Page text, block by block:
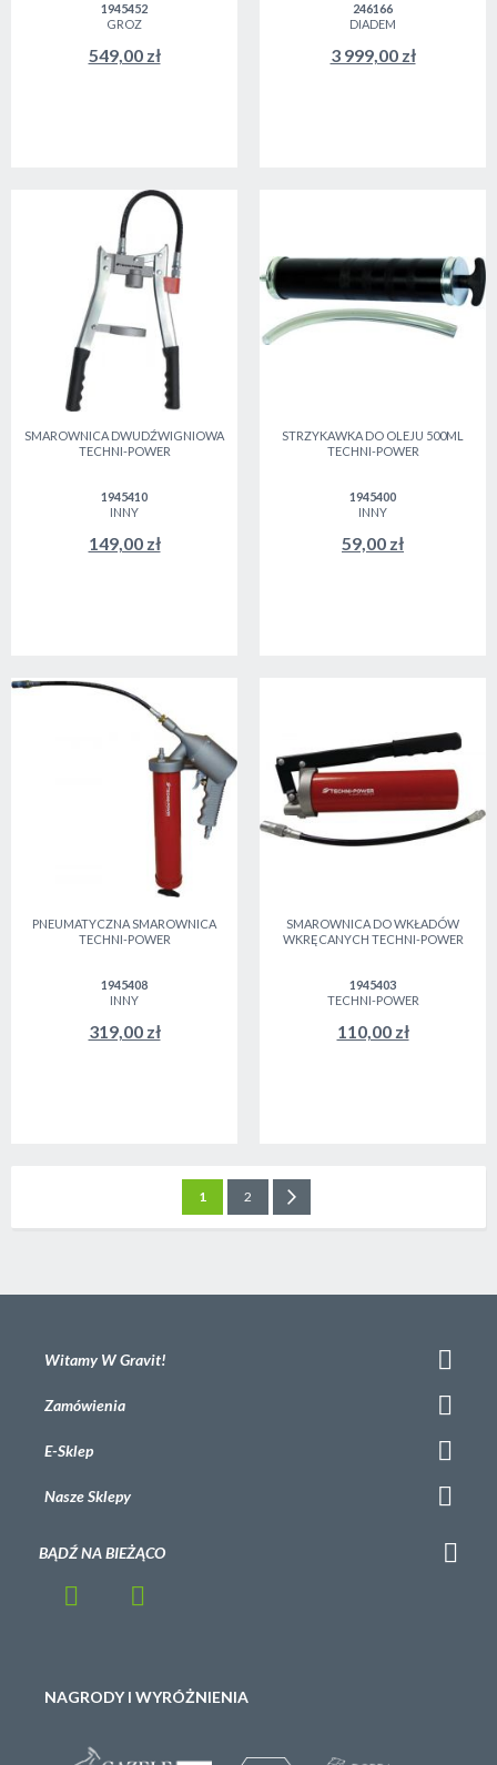
1945452
GROZ
549,00 zł
246166
DIADEM
3 999,00 zł
SMAROWNICA DWUDŹWIGNIOWA
TECHNI-POWER
1945410
INNY
149,00 zł
STRZYKAWKA DO OLEJU 500ML
TECHNI-POWER
1945400
INNY
59,00 zł
PNEUMATYCZNA SMAROWNICA
TECHNI-POWER
1945408
INNY
319,00 zł
SMAROWNICA DO WKŁADÓW
WKRĘCANYCH TECHNI-POWER
1945403
TECHNI-POWER
110,00 zł
Strona
Aktualnie czytasz stronę
1 Strona
2
Witamy W Gravit!
Zamówienia
E-Sklep
Nasze Sklepy
BĄDŹ NA BIEŻĄCO
NAGRODY I WYRÓŻNIENIA